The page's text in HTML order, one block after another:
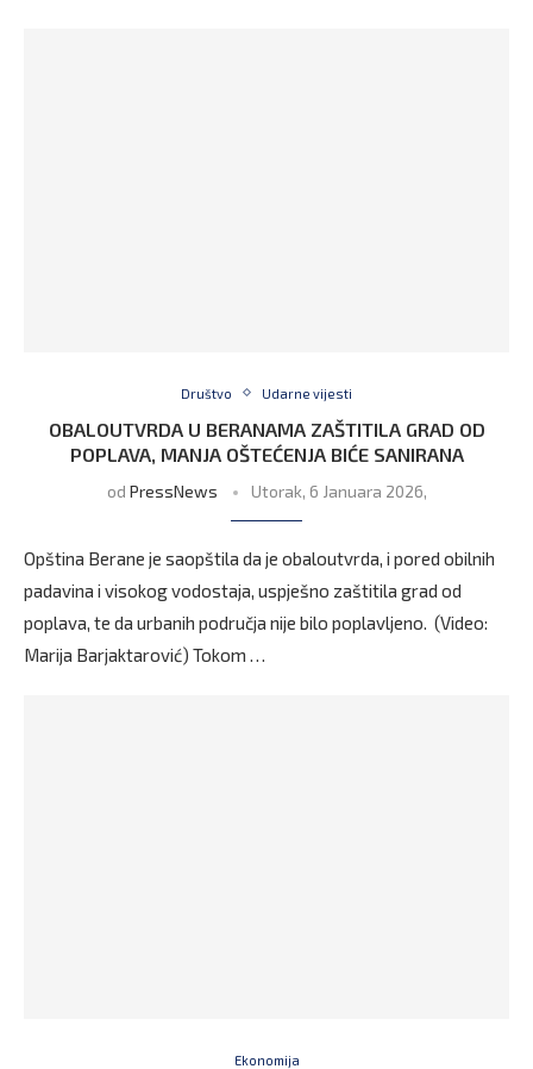
Društvo Udarne vijesti
OBALOUTVRDA U BERANAMA ZAŠTITILA GRAD OD
POPLAVA, MANJA OŠTEĆENJA BIĆE SANIRANA
od PressNews Utorak, 6 Januara 2026,
Opština Berane je saopštila da je obaloutvrda, i pored obilnih
padavina i visokog vodostaja, uspješno zaštitila grad od
poplava, te da urbanih područja nije bilo poplavljeno. (Video:
Marija Barjaktarović) Tokom …
Ekonomija